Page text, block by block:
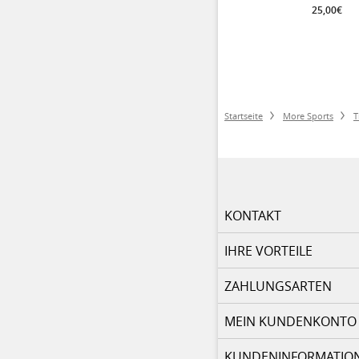
25,00€
Startseite More Sports
KONTAKT
IHRE VORTEILE
ZAHLUNGSARTEN
MEIN KUNDENKONTO